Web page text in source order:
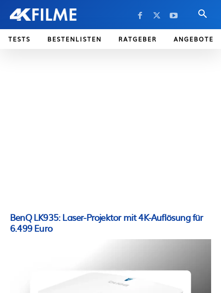
TESTS BESTENLISTEN RATGEBER ANGEBOTE
BenQ LK935: Laser-Projektor mit 4K-Auflösung für
6.499 Euro